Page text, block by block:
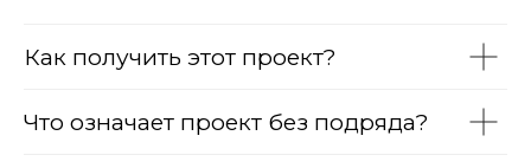
Как получить этот проект?
Что означает проект без подряда?